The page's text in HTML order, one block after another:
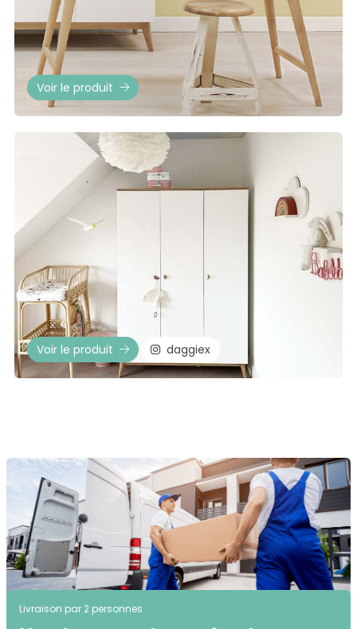
Voir le produit
Voir le produit daggiex
Livraison par 2 personnes